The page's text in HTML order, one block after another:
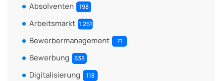
Absolventen 198
Arbeitsmarkt 1.261
Bewerbermanagement 71
Bewerbung 638
Digitalisierung 118